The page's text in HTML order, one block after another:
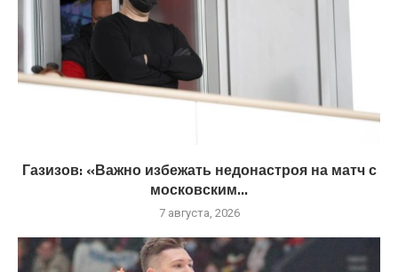
Газизов: «Важно избежать недонастроя на матч с
московским...
7 августа, 2026